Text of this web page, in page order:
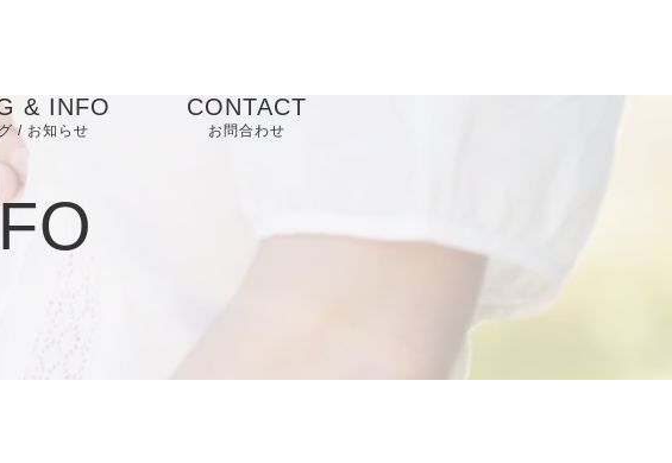
& INFO
/ お知らせ
せ
CONTACT
お問合わせ